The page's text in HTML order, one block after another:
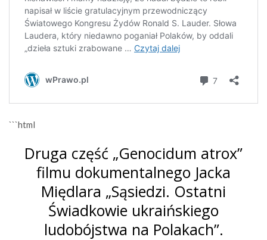
```html
Druga część „Genocidum atrox”
filmu dokumentalnego Jacka
Międlara „Sąsiedzi. Ostatni
Świadkowie ukraińskiego
ludobójstwa na Polakach”.